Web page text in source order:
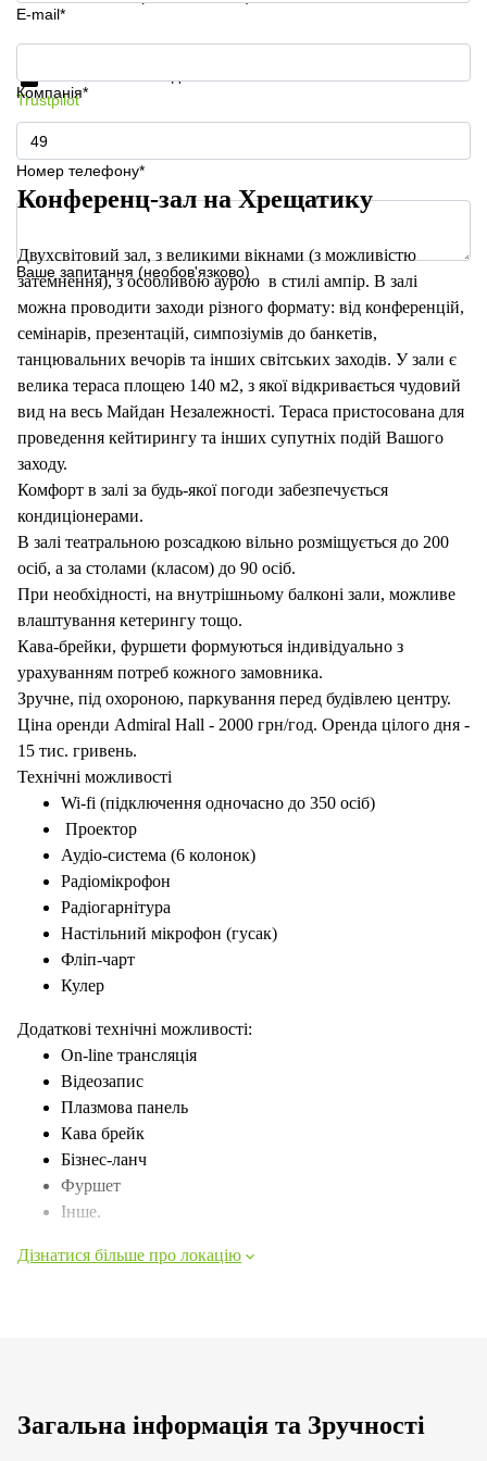
E-mail*
Компанія*
Номер телефону*
Ваше запитання (необов'язково)
Отримати інформацію та ціни
Trustpilot
Конференц-зал на Хрещатику
Двухсвітовий зал, з великими вікнами (з можливістю
затемнення), з особливою аурою в стилі ампір. В залі
можна проводити заходи різного формату: від конференцій,
семінарів, презентацій, симпозіумів до банкетів,
танцювальних вечорів та інших світських заходів. У зали є
велика тераса площею 140 м2, з якої відкривається чудовий
вид на весь Майдан Незалежності. Тераса пристосована для
проведення кейтирингу та інших супутніх подій Вашого
заходу.
Комфорт в залі за будь-якої погоди забезпечується
кондиціонерами.
В залі театральною розсадкою вільно розміщується до 200
осіб, а за столами (класом) до 90 осіб.
При необхідності, на внутрішньому балконі зали, можливе
влаштування кетерингу тощо.
Кава-брейки, фуршети формуються індивідуально з
урахуванням потреб кожного замовника.
Зручне, під охороною, паркування перед будівлею центру.
Ціна оренди Admiral Hall - 2000 грн/год. Оренда цілого дня -
15 тис. гривень.
Технічні можливості
Wi-fi (підключення одночасно до 350 осіб)
Проектор
Аудіо-система (6 колонок)
Радіомікрофон
Радіогарнітура
Настільний мікрофон (гусак)
Фліп-чарт
Кулер
Додаткові технічні можливості:
Оn-line трансляція
Відеозапис
Плазмова панель
Кава брейк
Бізнес-ланч
Фуршет
Інше.
Дізнатися більше про локацію
Загальна інформація та Зручності